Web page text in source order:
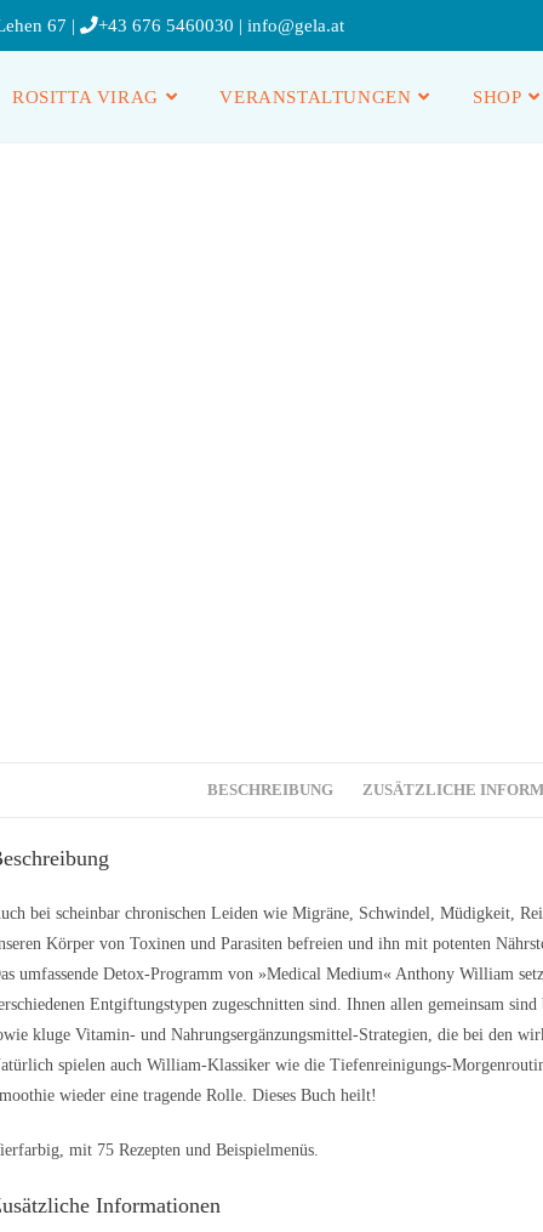
67 | +43 676 5460030 | info@gela.at
ROSITTA VIRAG VERANSTALTUNGEN SHOP
BESCHREIBUNG ZUSÄTZLICHE
bei scheinbar chronischen Leiden wie Migräne, Schwindel, Müdigkeit,
Körper von Toxinen und Parasiten befreien und ihn mit potenten
umfassende Detox-Programm von »Medical Medium« Anthony William
Entgiftungstypen zugeschnitten sind. Ihnen allen gemeinsam
kluge Vitamin- und Nahrungsergänzungsmittel-Strategien, die bei den
spielen auch William-Klassiker wie die Tiefenreinigungs-
wieder eine tragende Rolle. Dieses Buch heilt!
mit 75 Rezepten und Beispielmenüs.
Informationen